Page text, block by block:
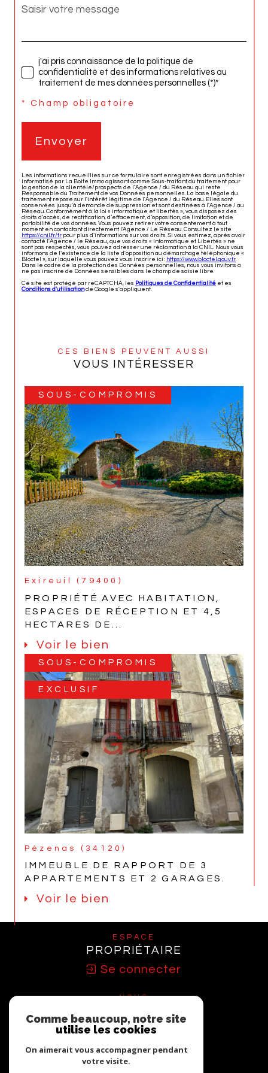
j'ai pris connaissance de la politique de
confidentialité et des informations relatives au
traitement de mes données personnelles (*)*
* Champ obligatoire
Envoyer
Les informations recueillies sur ce formulaire sont enregistrées dans un fichier
informatisé par La Boite Immo agissant comme Sous-traitant du traitement pour
la gestion de la clientèle/prospects de l'Agence / du Réseau qui reste
Responsable du Traitement de vos Données personnelles. La base légale du
traitement repose sur l'intérêt légitime de l'Agence / du Réseau. Elles sont
conservées jusqu'à demande de suppression et sont destinées à l'Agence / au
Réseau. Conformément à la loi « informatique et libertés », vous disposez des
droits d’accès, de rectification, d’effacement, d’opposition, de limitation et de
portabilité de vos données. Vous pouvez retirer votre consentement à tout
moment en contactant directement l’Agence / Le Réseau. Consultez le site
https://cnil.fr/fr pour plus d’informations sur vos droits. Si vous estimez, après avoir
contacté l'Agence / le Réseau, que vos droits « Informatique et Libertés » ne
sont pas respectés, vous pouvez adresser une réclamation à la CNIL. Nous vous
informons de l’existence de la liste d'opposition au démarchage téléphonique «
Bloctel », sur laquelle vous pouvez vous inscrire ici : https://www.bloctel.gouv.fr
Dans le cadre de la protection des Données personnelles, nous vous invitons à
ne pas inscrire de Données sensibles dans le champ de saisie libre.
Ce site est protégé par reCAPTCHA, les Politiques de Confidentialité et es
Conditions d'utilisationde Google s'appliquent.
CES BIENS PEUVENT AUSSI
VOUS INTÉRESSER
SOUS-COMPROMIS
Exireuil (79400)
PROPRIÉTÉ AVEC HABITATION,
ESPACES DE RÉCEPTION ET 4,5
HECTARES DE...
Voir le bien
SOUS-COMPROMIS
EXCLUSIF
Pézenas (34120)
IMMEUBLE DE RAPPORT DE 3
APPARTEMENTS ET 2 GARAGES.
Voir le bien
ESPACE
PROPRIÉTAIRE
Se connecter
NOUS
Comme beaucoup, notre site
utilise les cookies
On aimerait vous accompagner pendant
votre visite.